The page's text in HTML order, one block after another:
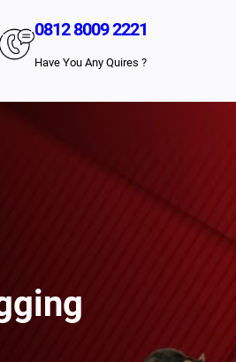
0812 8009 2221
Have You Any Quires ?